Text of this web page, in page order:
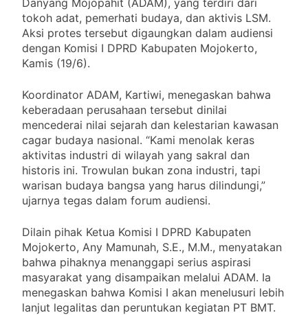
tokoh adat, pemerhati budaya, dan aktivis LSM.
Aksi protes tersebut digaungkan dalam audiensi
dengan Komisi I DPRD Kabupaten Mojokerto,
Kamis (19/6).
Koordinator ADAM, Kartiwi, menegaskan bahwa
keberadaan perusahaan tersebut dinilai
mencederai nilai sejarah dan kelestarian kawasan
cagar budaya nasional. “Kami menolak keras
aktivitas industri di wilayah yang sakral dan
historis ini. Trowulan bukan zona industri, tapi
warisan budaya bangsa yang harus dilindungi,”
ujarnya tegas dalam forum audiensi.
Dilain pihak Ketua Komisi I DPRD Kabupaten
Mojokerto, Any Mamunah, S.E., M.M., menyatakan
bahwa pihaknya menanggapi serius aspirasi
masyarakat yang disampaikan melalui ADAM. Ia
menegaskan bahwa Komisi I akan menelusuri lebih
lanjut legalitas dan peruntukan kegiatan PT BMT.